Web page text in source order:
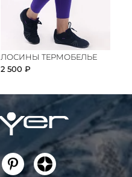
ЛОСИНЫ ТЕРМОБЕЛЬЕ
2 500 ₽